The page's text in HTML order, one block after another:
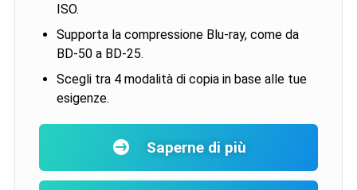
ISO.
Supporta la compressione Blu-ray, come da
BD-50 a BD-25.
Scegli tra 4 modalità di copia in base alle tue
esigenze.
Saperne di più